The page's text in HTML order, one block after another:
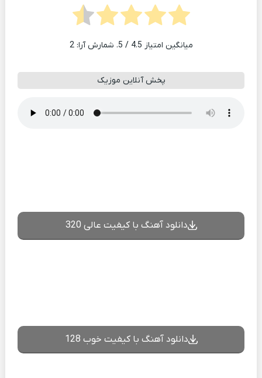
میانگین امتیاز 4.5 / 5. شمارش آرا: 2
پخش آنلاین موزیک
دانلود آهنگ با کیفیت عالی 320
دانلود آهنگ با کیفیت خوب 128